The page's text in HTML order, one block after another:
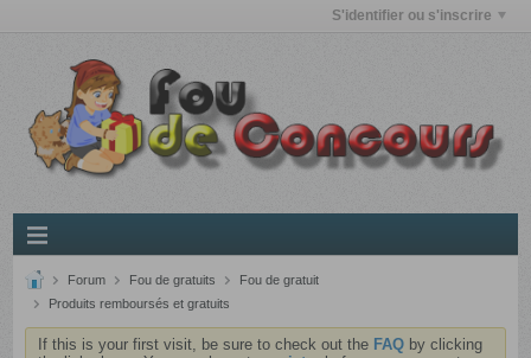
S'identifier ou s'inscrire
Forum Fou de gratuits
Fou de gratuit
Produits remboursés et gratuits
If this is your first visit, be sure to check out the FAQ by clicking